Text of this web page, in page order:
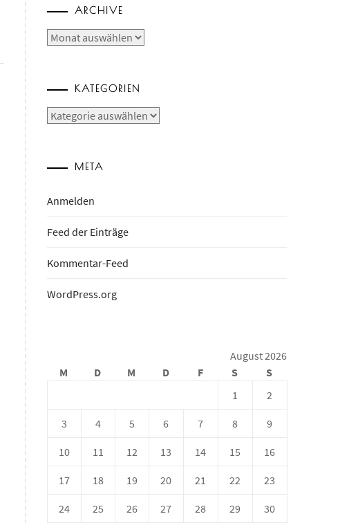
ARCHIVE
Archive
KATEGORIEN
Kategorien
META
Anmelden
Feed der Einträge
Kommentar-Feed
WordPress.org
August 2026
M
D M D F S
S
1
2
3 4 5 6 7 8 9
10 11 12 13 14 15 16
17 18 19 20 21 22 23
24 25 26 27 28 29 30